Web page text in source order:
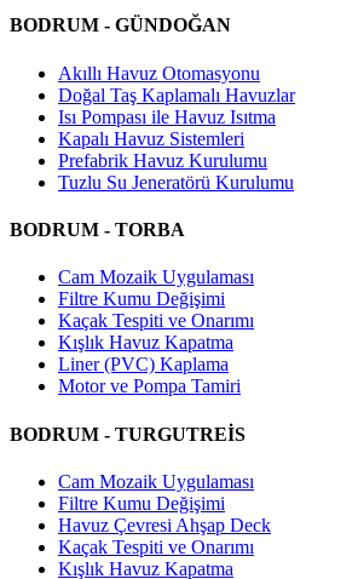
BODRUM - GÜNDOĞAN
Akıllı Havuz Otomasyonu
Doğal Taş Kaplamalı Havuzlar
Isı Pompası ile Havuz Isıtma
Kapalı Havuz Sistemleri
Prefabrik Havuz Kurulumu
Tuzlu Su Jeneratörü Kurulumu
BODRUM - TORBA
Cam Mozaik Uygulaması
Filtre Kumu Değişimi
Kaçak Tespiti ve Onarımı
Kışlık Havuz Kapatma
Liner (PVC) Kaplama
Motor ve Pompa Tamiri
BODRUM - TURGUTREİS
Cam Mozaik Uygulaması
Filtre Kumu Değişimi
Havuz Çevresi Ahşap Deck
Kaçak Tespiti ve Onarımı
Kışlık Havuz Kapatma